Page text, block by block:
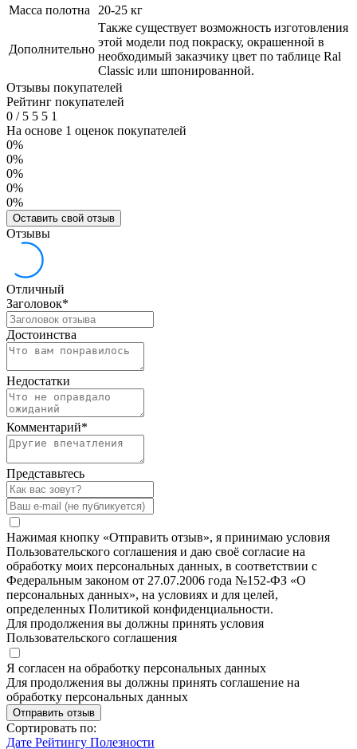
Масса полотна
20-25 кг
Дополнительно
Также существует возможность изготовления
этой модели под покраску, окрашенной в
необходимый заказчику цвет по таблице Ral
Classic или шпонированной.
Отзывы покупателей
Рейтинг покупателей
0 /5 5 5 1
На основе 1 оценок покупателей
0%
0%
0%
0%
0%
Оставить свой отзыв
Отзывы
Отличный
Заголовок*
Достоинства
Недостатки
Комментарий*
Представьтесь
Нажимая кнопку «Отправить отзыв», я принимаю условия
Пользовательского соглашения и даю своё согласие на
обработку моих персональных данных, в соответствии с
Федеральным законом от 27.07.2006 года №152-ФЗ «О
персональных данных», на условиях и для целей,
определенных Политикой конфиденциальности.
Для продолжения вы должны принять условия
Пользовательского соглашения
Я согласен на обработку персональных данных
Для продолжения вы должны принять соглашение на
обработку персональных данных
Отправить отзыв
Сортировать по:
Дате Рейтингу Полезности